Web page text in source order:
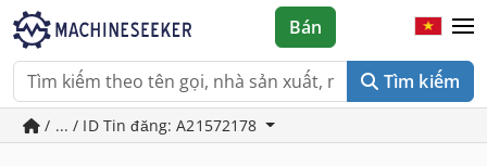
Tìm kiếm
Bán
/ ... / ID Tin đăng: A21572178